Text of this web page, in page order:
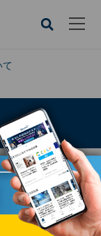
、次なる目標は？